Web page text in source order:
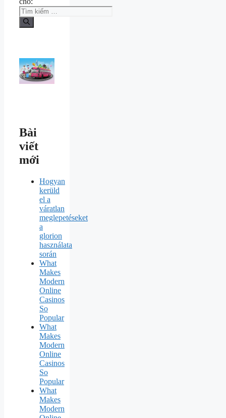
Bài
viết
mới
Hogyan
kerüld
el a
váratlan
meglepetéseket
a
glorion
használata
során
What
Makes
Modern
Online
Casinos
So
Popular
What
Makes
Modern
Online
Casinos
So
Popular
What
Makes
Modern